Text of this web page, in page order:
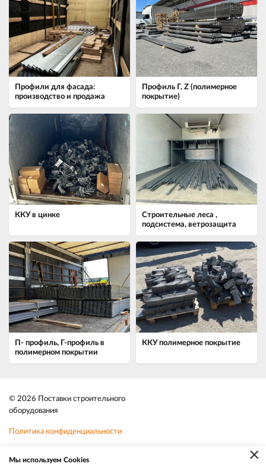
Профили для фасада:
производство и продажа
Профиль Г, Z (полимерное
покрытие)
ККУ в цинке
Строительные леса ,
подсистема, ветрозащита
П- профиль, Г-профиль в
полимерном покрытии
ККУ полимерное покрытие
© 2026 Поставки строительного
оборудования
Политика конфиденциальности
×
Мы используем Cookies